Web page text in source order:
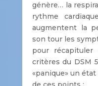
génère… la
rythme
augmentent la
son tour les
pour
critères du DSM
«panique» un